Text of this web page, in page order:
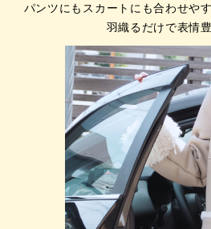
パンツにもスカートにも合わせや
羽織るだけで表情